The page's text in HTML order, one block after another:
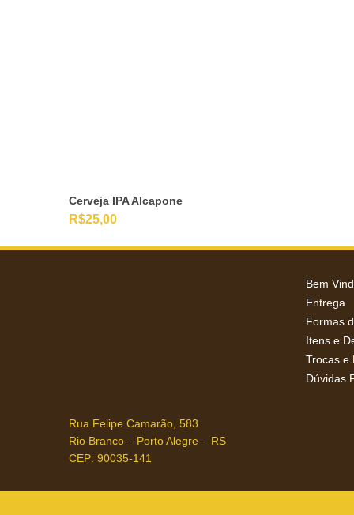
Cerveja IPA Alcapone
R$25,00
Rua Felipe Camarão, 583
Rio Branco – Porto Alegre – RS
CEP: 90035-141
Bem
Entrega
Formas
Itens e
Trocas e
Dúvidas